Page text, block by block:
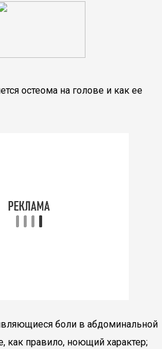
остеома на голове и как ее
боли в абдоминальной
как правило, ноющий характер;